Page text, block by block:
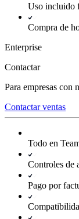
Uso incluido
Compra de
Enterprise
Contactar
Para empresas con
Contactar ventas
Todo en
Controles de
Pago por